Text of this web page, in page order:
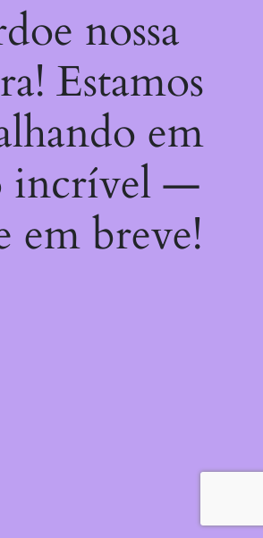
nossa
Estamos
em
incrível —
em breve!